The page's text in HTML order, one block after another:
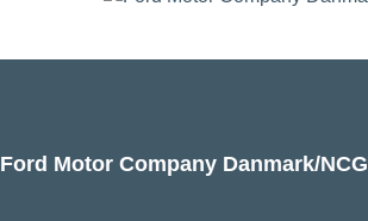
Ford Motor Company Danmark/NCG